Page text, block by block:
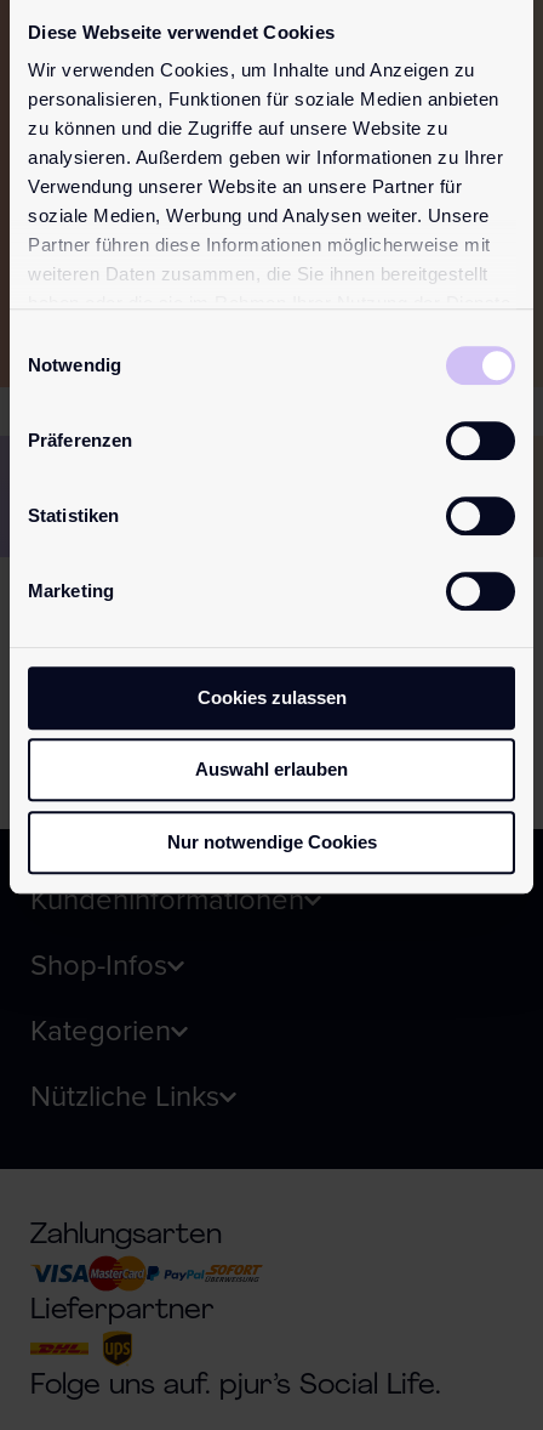
Diese Webseite verwendet Cookies
Wir verwenden Cookies, um Inhalte und Anzeigen zu
personalisieren, Funktionen für soziale Medien anbieten
zu können und die Zugriffe auf unsere Website zu
analysieren. Außerdem geben wir Informationen zu Ihrer
Verwendung unserer Website an unsere Partner für
soziale Medien, Werbung und Analysen weiter. Unsere
Partner führen diese Informationen möglicherweise mit
weiteren Daten zusammen, die Sie ihnen bereitgestellt
Notwendig
Präferenzen
Statistiken
Marketing
Cookies zulassen
Auswahl erlauben
Nur notwendige Cookies
Du möchtest auf demLaufenden
bleiben?Dann melde dich für unseren
Newsletter an.
Abonniere jetzt unseren Newsletter und
erhalte als Erster neue Inspirationen und
Angebote.
Diskrete Verpackung
Europaweiter Versand
Uhr undF reitag
+352 74 89 89
Kundeninformationen
Shop-Infos
Kategorien
Nützliche Links
Zahlungsarten
Lieferpartner
Folge uns auf. pjur’s Social Life.